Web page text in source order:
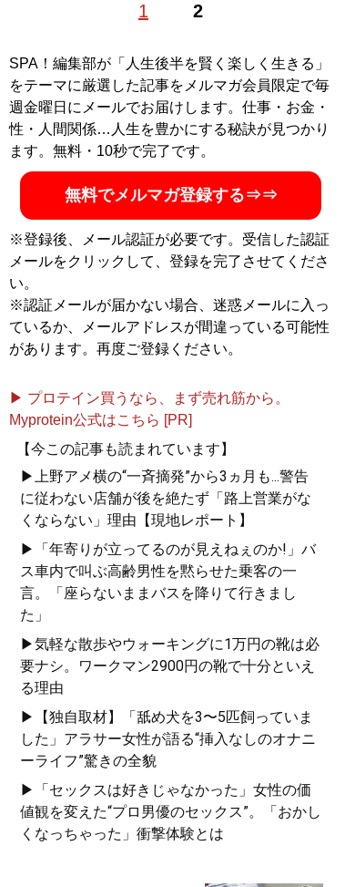
1 2
計、30代からリペアの世界へ。現在「全国どこでもシュ
シャリスト』。靴のブログを毎日書いてます『シューフ
ィッター佐藤靖青（旧・こまつ）＠毎日靴ブログ』 。著
書『 予約の取れないシューフィッターが教える正しい靴
の選びかた』
フィッターが教える正し
社）
マツコ・デラックスの猫
一発矯正したことで話題
に
記事一覧へ
SPA！編集部が「人生後半を賢く楽しく生きる」
をテーマに厳選した記事をメルマガ会員限定で毎
週金曜日にメールでお届けします。仕事・お金・
性・人間関係…人生を豊かにする秘訣が見つかり
ます。無料・10秒で完了です。
無料でメルマガ登録する⇒⇒
※登録後、メール認証が必要です。受信した認証
メールをクリックして、登録を完了させてくださ
い。
※認証メールが届かない場合、迷惑メールに入っ
ているか、メールアドレスが間違っている可能性
があります。再度ご登録ください。
▶ プロテイン買うなら、まず売れ筋から。
Myprotein公式はこちら [PR]
【今この記事も読まれています】
▶上野アメ横の“一斉摘発”から3ヵ月も...警告
に従わない店舗が後を絶たず「路上営業がな
くならない」理由【現地レポート】
▶「年寄りが立ってるのが見えねぇのか!」バ
ス車内で叫ぶ高齢男性を黙らせた乗客の一
言。「座らないままバスを降りて行きまし
た」
▶気軽な散歩やウォーキングに1万円の靴は必
要ナシ。ワークマン2900円の靴で十分といえ
る理由
▶【独自取材】「舐め犬を3〜5匹飼っていま
した」アラサー女性が語る“挿入なしのオナニ
ーライフ”驚きの全貌
▶「セックスは好きじゃなかった」女性の価
値観を変えた“プロ男優のセックス”。「おかし
くなっちゃった」衝撃体験とは